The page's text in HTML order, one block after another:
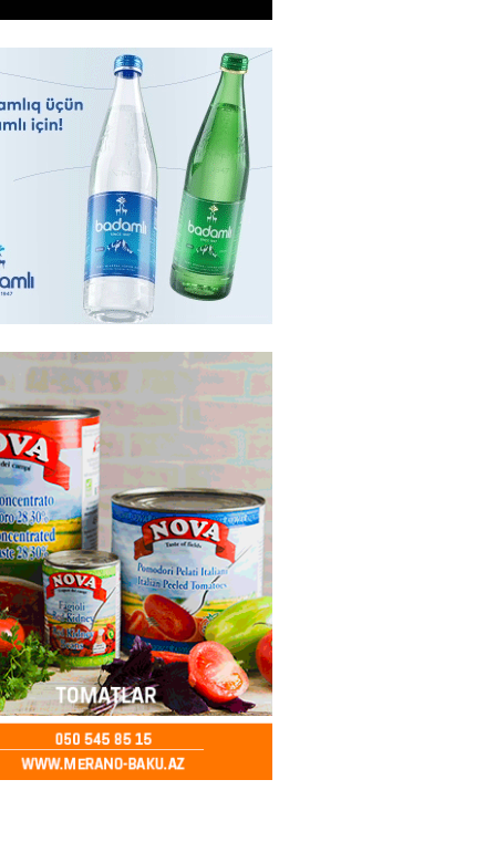
Media və Yayım Şurası
- 13:00
yüksək vəzifə
87
İssık-Kul gölündən gəzinti
- 12:30 65
rayonunda 70 min manat
elektrik naqilləri oğurlayan
- 12:15 89
erməni idmançı ilə
imtina etdi
- 12:00 95
məsuliyyətə cəlb edilib –